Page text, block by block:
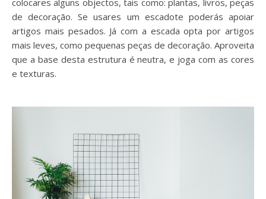
de decoração. Se usares um escadote poderás apoiar
artigos mais pesados. Já com a escada opta por artigos
mais leves, como pequenas peças de decoração. Aproveita
que a base desta estrutura é neutra, e joga com as cores
e texturas.